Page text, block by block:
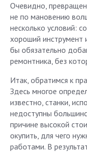
Очевидно,
не по мановению
несколько условий:
хороший инструмент
бы обязательно
ремонтника, без
Итак, обратимся к
Здесь многое
известно, станки,
недоступны
причине высокой
окупить, для чего
работами. В